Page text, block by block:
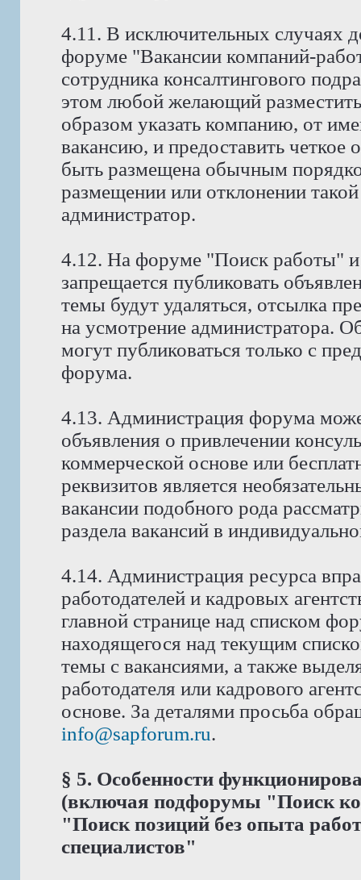
4.11. В исключительных случаях
форуме "Вакансии компаний-
сотрудника консалтингового
этом любой желающий
образом указать компанию, от
вакансию, и предоставить четкое
быть размещена обычным
размещении или отклонении
администратор.
4.12. На форуме "Поиск работы" и
запрещается публиковать
темы будут удаляться, отсылка
на усмотрение администратора.
могут публиковаться только с
форума.
4.13. Администрация форума
объявления о привлечении
коммерческой основе или
реквизитов является
вакансии подобного рода
раздела вакансий в
4.14. Администрация ресурса
работодателей и кадровых
главной странице над списком
находящегося над текущим
темы с вакансиями, а также
работодателя или кадрового
основе. За деталями просьба
info@sapforum.ru.
§ 5. Особенности
(включая подфорумы "Поиск
"Поиск позиций без опыта
специалистов"